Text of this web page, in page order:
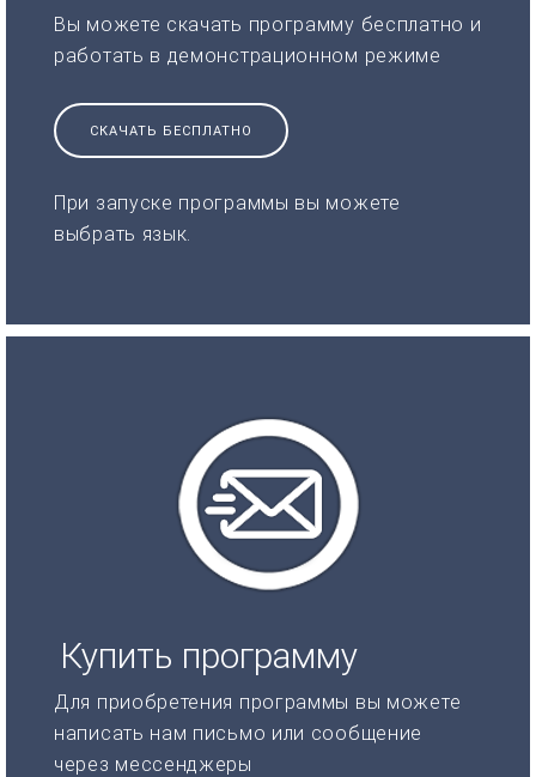
Вы можете скачать программу бесплатно и
работать в демонстрационном режиме
СКАЧАТЬ БЕСПЛАТНО
При запуске программы вы можете
выбрать язык.
Купить программу
Для приобретения программы вы можете
написать нам письмо или сообщение
через мессенджеры